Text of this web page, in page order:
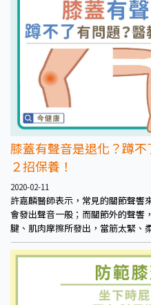
能，是非常好的運動。
膝蓋有聲音是退化？蹲
２招保養！
2020-02-11
許嘉麟醫師表示，常見的關節聲響
會發出聲音一般；而關節外的聲響
腱、肌肉摩擦所發出，當筋太緊、
是出現在坐飛機或早上起床時，只
增加，聲音就會消失。